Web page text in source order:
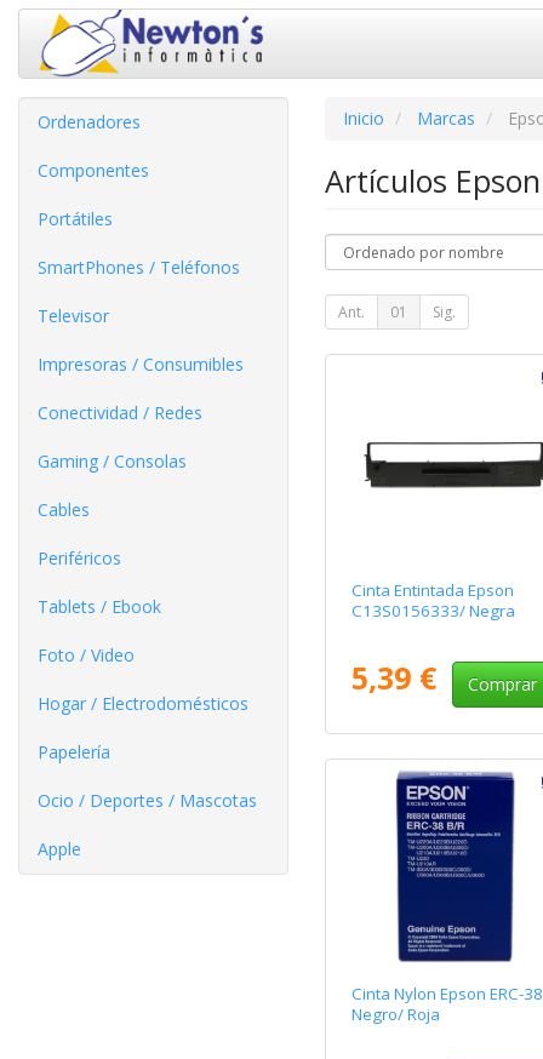
Ordenadores
Componentes
Portátiles
SmartPhones / Teléfonos
Televisor
Impresoras / Consumibles
Conectividad / Redes
Gaming / Consolas
Cables
Periféricos
Tablets / Ebook
Foto / Video
Hogar / Electrodomésticos
Papelería
Ocio / Deportes / Mascotas
Apple
Inicio Marcas
Artículos
Ant. 01 Sig.
Cinta Entintada Epson
C13S0156333/ Negra
5,39 € Comprar
Cinta Nylon Epson ERC-
Negro/ Roja